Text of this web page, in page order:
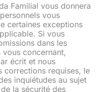
Familial vous donnera
vous
certaines exceptions
Si vous
dans les
vous concernant,
écrit et nous
corrections requises, le
inquiétudes au sujet
la sécurité des